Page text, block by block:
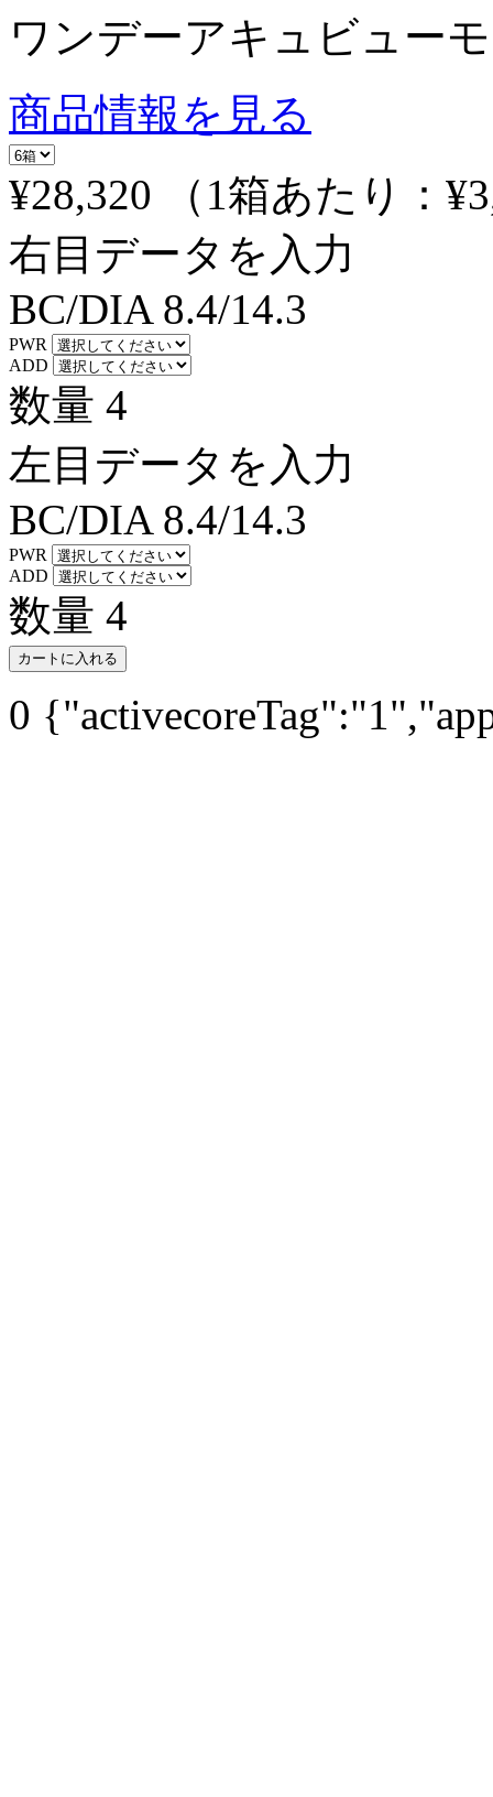
ワンデーアキュビュー
商品情報を見る
¥28,320
（1箱あたり：
右目データを入力
BC/DIA 8.4/14.3
PWR
ADD
数量 4
左目データを入力
BC/DIA 8.4/14.3
PWR
ADD
数量 4
カートに入れる
0